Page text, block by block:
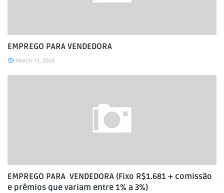
EMPREGO PARA VENDEDORA
March 13, 2026
EMPREGO PARA VENDEDORA (Fixo R$1.681 + comissão
e prêmios que variam entre 1% a 3%)